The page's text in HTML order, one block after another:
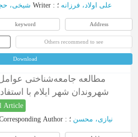
شیخی، Writer : علی اولاد، فرزانه ؛
keyword Address
Others recommend to see
Download
مطالعه جامعه‌شناختی
شهروندان شهر ایلام با
Article
Author : نیازی، محسن ؛